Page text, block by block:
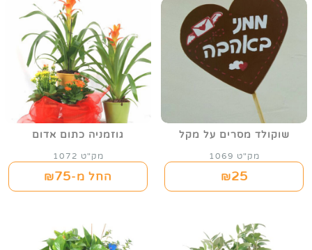
שוקולד מסרים על מקל
מק"ט 1069
₪25
גוזמניה כתום אדום
מק"ט 1072
החל מ-₪75